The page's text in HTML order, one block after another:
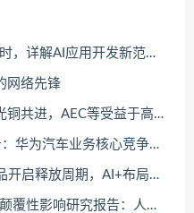
解AI应用开发新范式报告
网络先锋
AEC等受益于高速短距连接需求
为汽车业务核心竞争力剖析
周期，AI+布局开启成长新篇章
影响研究报告：人机协作